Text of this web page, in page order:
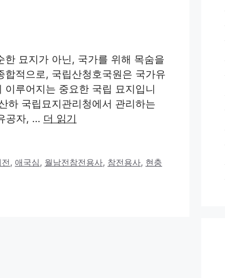
묘지가 아닌, 국가를 위해 목숨을
적으로, 국립산청호국원은 국가유
루어지는 중요한 국립 묘지입니
하 국립묘지관리청에서 관리하는
공자, … 더 읽기
,애국심, 월남전참전용사, 참전용사, 현충